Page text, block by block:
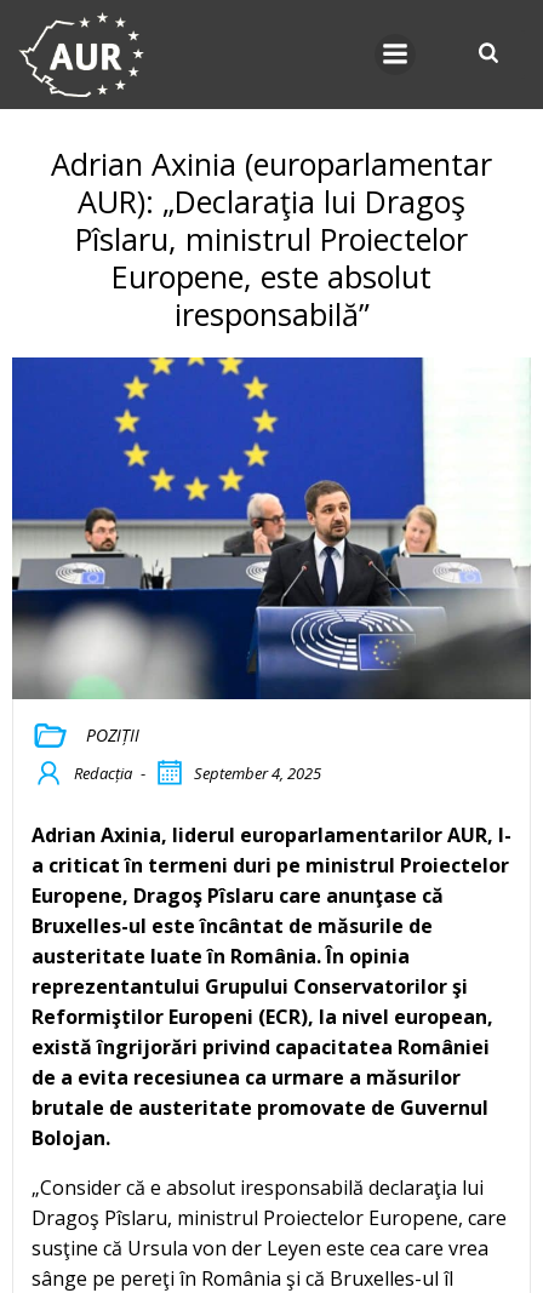
Adrian Axinia (europarlamentar
AUR): „Declaraţia lui Dragoş
Pîslaru, ministrul Proiectelor
Europene, este absolut
iresponsabilă”
POZIȚII
Redacția - September 4, 2025
Adrian Axinia, liderul europarlamentarilor AUR, l-
a criticat în termeni duri pe ministrul Proiectelor
Europene, Dragoş Pîslaru care anunţase că
Bruxelles-ul este încântat de măsurile de
austeritate luate în România. În opinia
reprezentantului Grupului Conservatorilor şi
Reformiştilor Europeni (ECR), la nivel european,
există îngrijorări privind capacitatea României
de a evita recesiunea ca urmare a măsurilor
brutale de austeritate promovate de Guvernul
Bolojan.
„Consider că e absolut iresponsabilă declaraţia lui
Dragoş Pîslaru, ministrul Proiectelor Europene, care
susţine că Ursula von der Leyen este cea care vrea
sânge pe pereţi în România şi că Bruxelles-ul îl